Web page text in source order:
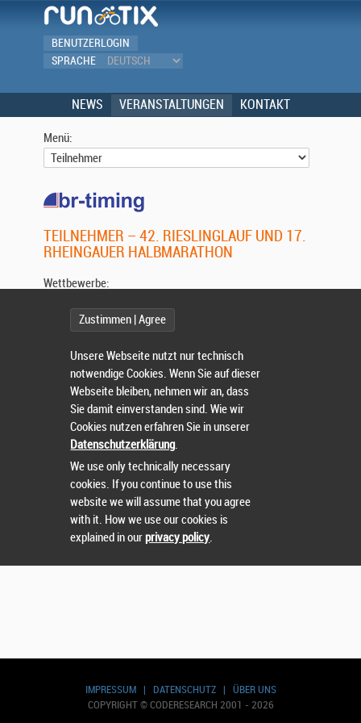
BENUTZERLOGIN
SPRACHE
NEWS VERANSTALTUNGEN KONTAKT
Menü:
TEILNEHMER – 42. RIESLINGLAUF UND 17.
RHEINGAUER HALBMARATHON
IMPRESSUM| DATENSCHUTZ| ÜBER UNS
COPYRIGHT © CODERESEARCH 2001 - 2026
Wettbewerbe:
Suchen
Zustimmen | Agree
Unsere Webseite nutzt nur technisch
notwendige Cookies. Wenn Sie auf dieser
Webseite bleiben, nehmen wir an, dass
Sie damit einverstanden sind. Wie wir
Cookies nutzen erfahren Sie in unserer
Datenschutzerklärung.
We use only technically necessary
cookies. If you continue to use this
website we will assume that you agree
with it. How we use our cookies is
explained in ourprivacy policy.